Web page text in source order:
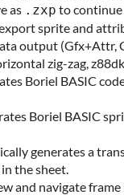
as .zxp to continue
sprite and
output (Gfx+Attr,
zig-zag,
Boriel BASIC
Boriel BASIC
generates a
the sheet.
and navigate